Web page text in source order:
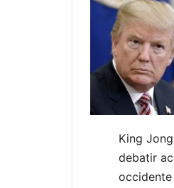
King
debatir